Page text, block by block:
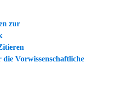
zur
Vorwissenschaftliche